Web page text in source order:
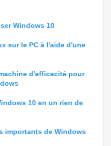
Windows 10
sur le PC à l'aide d'une
d'efficacité pour
10 en un rien de
importants de Windows